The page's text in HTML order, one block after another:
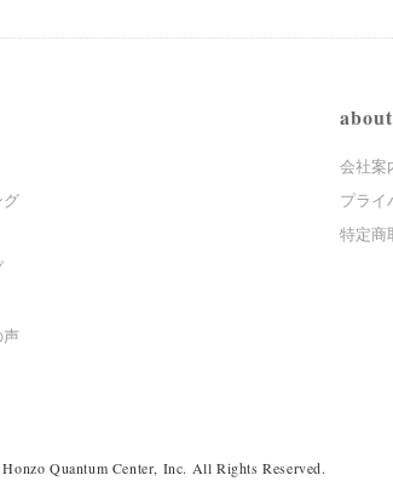
グ
声
会社案
プライ
特定商
Quantum Center, Inc. All Rights Reserved.